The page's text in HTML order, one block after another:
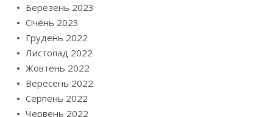
Березень 2023
Січень 2023
Грудень 2022
Листопад 2022
Жовтень 2022
Вересень 2022
Серпень 2022
Червень 2022